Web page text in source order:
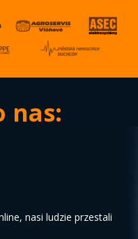
nas:
nasi ludzie przestali